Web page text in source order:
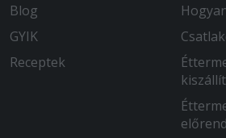
Blog
GYIK
Receptek